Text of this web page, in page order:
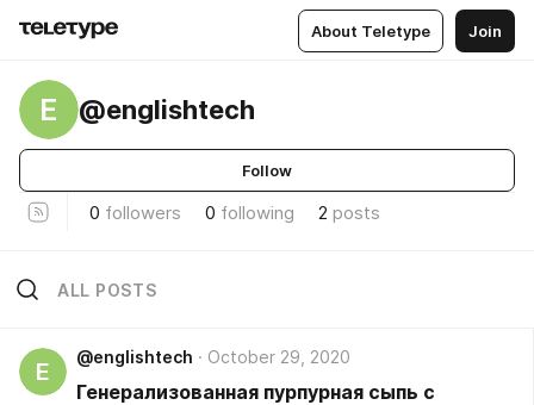
About Teletype Join
E @englishtech
Follow
0 followers 0 following 2 posts
ALL POSTS
E
@englishtech October 29, 2020
Генерализованная пурпурная сыпь с